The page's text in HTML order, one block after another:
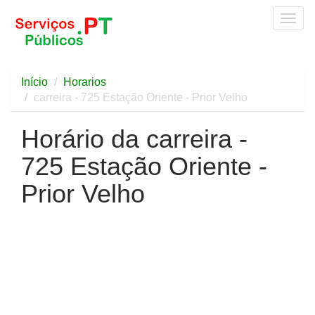
Início
Horarios
carreira - 725 Estação Oriente - Prior Velho
Horário da carreira -
725 Estação Oriente -
Prior Velho